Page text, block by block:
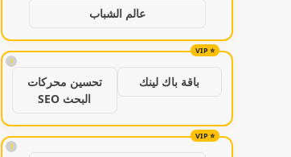
عالم الشباب
!
باقة باك لينك
تحسين محركات
البحث SEO
!